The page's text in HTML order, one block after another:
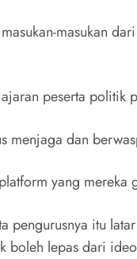
masukan
peserta politik
menjaga dan
yang mereka
itu
lepas dari